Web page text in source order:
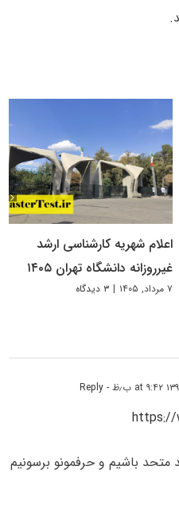
اعلام شهریه کارشناسی ارشد
غیرروزانه دانشگاه تهران ۱۴۰۵
۷ مرداد, ۱۴۰۵ | ۳ دیدگاه
- Reply
https://
متحد باشیم و حرفمونو برسونیم